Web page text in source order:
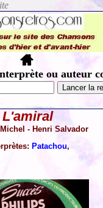
ou auteur
L'amiral
- Henri Salvador
Patachou,